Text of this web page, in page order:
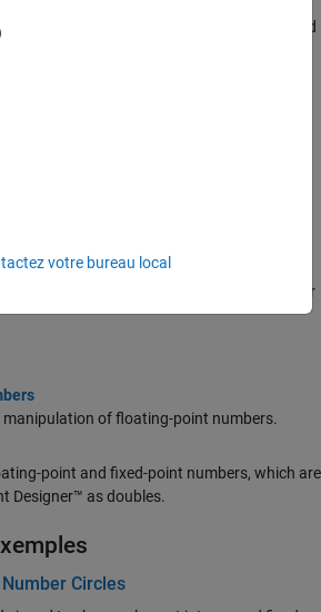
represents the quantization of a real-world
and scaling notation used in Simulink
Point Objects
the
in Integer Types
Fixed-Point Numbers
fraction length and fraction length greater
manipulation of floating-point numbers.
point and fixed-point numbers, which are
Designer™ as doubles.
Circles
votre bureau local